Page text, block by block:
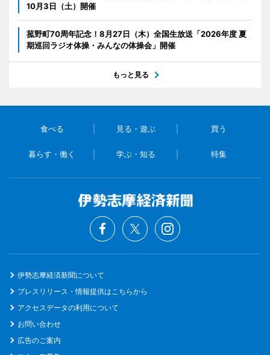
10月3日（土）開催
菰野町70周年記念！8月27日（木）全国生放送「2026年度 夏
期巡回ラジオ体操・みんなの体操会」開催
もっと見る
食べる 見る・遊ぶ 買う
暮らす・働く 学ぶ・知る 特集
伊勢志摩経済新聞について
プレスリリース・情報提供はこちらから
アクセスデータの利用について
お問い合わせ
広告のご案内